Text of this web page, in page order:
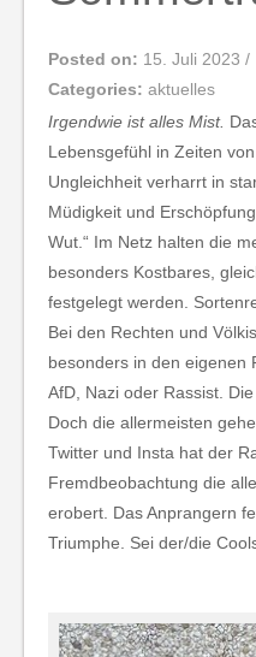
Posted on: 15. Juli 2023 /
Categories: aktuelles
Irgendwie ist alles Mist.
Lebensgefühl in Zeiten
Ungleichheit verharrt in
Müdigkeit und
Wut.“ Im Netz halten die
besonders Kostbares,
festgelegt werden.
Bei den Rechten und
besonders in den eigenen
AfD, Nazi oder Rassist.
Doch die allermeisten
Twitter und Insta hat der
Fremdbeobachtung die
erobert. Das Anprangern
Triumphe. Sei der/die